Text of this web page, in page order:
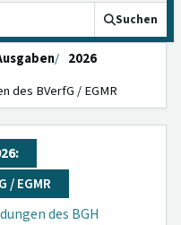
Suchen
2026
des BVerfG / EGMR
/ EGMR
des BGH